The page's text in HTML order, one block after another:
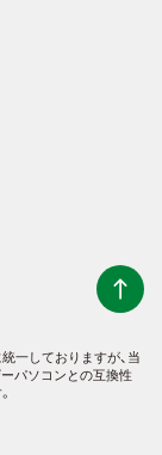
一しておりますが、 当
パソコンとの互換性